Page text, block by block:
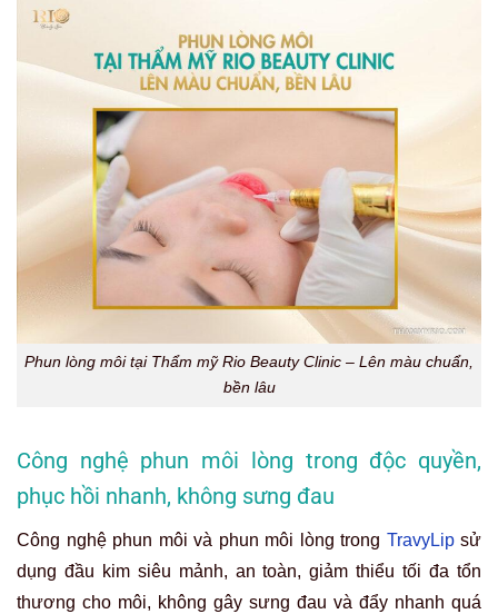
Phun lòng môi tại Thẩm mỹ Rio Beauty Clinic – Lên màu chuẩn,
bền lâu
Công nghệ phun môi lòng trong độc quyền,
phục hồi nhanh, không sưng đau
Công nghệ phun môi và phun môi lòng trong TravyLipsử
dụng đầu kim siêu mảnh, an toàn, giảm thiểu tối đa tổn
thương cho môi, không gây sưng đau và đẩy nhanh quá